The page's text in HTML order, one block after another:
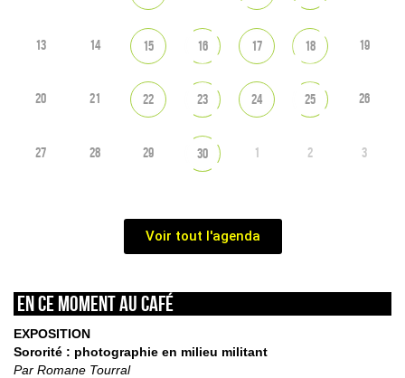
13 14 15 16 17 18 19
20 21 22 23 24 25 26
27 28 29 30 1 2 3
Voir tout l'agenda
En ce moment au café
EXPOSITION
Sororité : photographie en milieu militant
Par Romane Tourral